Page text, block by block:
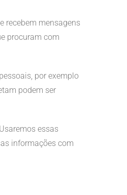
recebem mensagens
procuram com
por exemplo
podem ser
essas
informações com